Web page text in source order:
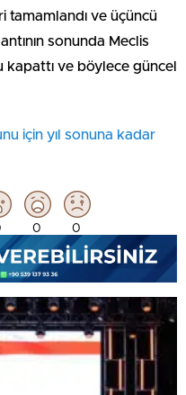
tamamlandı ve üçüncü
sonunda Meclis
kapattı ve böylece güncel
için yıl sonuna kadar
0 0